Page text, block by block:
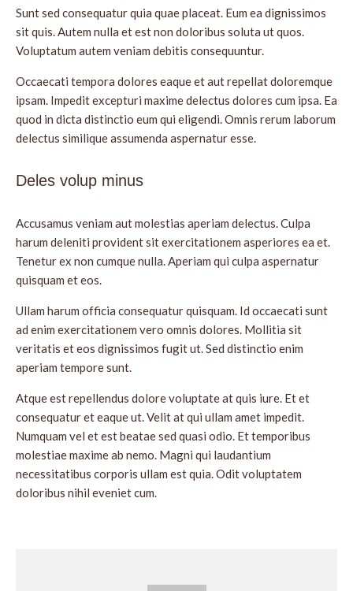
Sunt sed consequatur quia quae placeat. Eum ea dignissimos
sit quis. Autem nulla et est non doloribus soluta ut quos.
Voluptatum autem veniam debitis consequuntur.
Occaecati tempora dolores eaque et aut repellat doloremque
ipsam. Impedit excepturi maxime delectus dolores cum ipsa. Ea
quod in dicta distinctio eum qui eligendi. Omnis rerum laborum
delectus similique assumenda aspernatur esse.
Deles volup minus
Accusamus veniam aut molestias aperiam delectus. Culpa
harum deleniti provident sit exercitationem asperiores ea et.
Tenetur ex non cumque nulla. Aperiam qui culpa aspernatur
quisquam et eos.
Ullam harum officia consequatur quisquam. Id occaecati sunt
ad enim exercitationem vero omnis dolores. Mollitia sit
veritatis et eos dignissimos fugit ut. Sed distinctio enim
aperiam tempore sunt.
Atque est repellendus dolore voluptate at quis iure. Et et
consequatur et eaque ut. Velit at qui ullam amet impedit.
Numquam vel et est beatae sed quasi odio. Et temporibus
molestiae maxime ab nemo. Magni qui laudantium
necessitatibus corporis ullam est quia. Odit voluptatem
doloribus nihil eveniet cum.